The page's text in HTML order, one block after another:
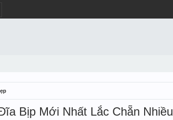
Bịp Mới Nhất Lắc Chẵn Nhiều